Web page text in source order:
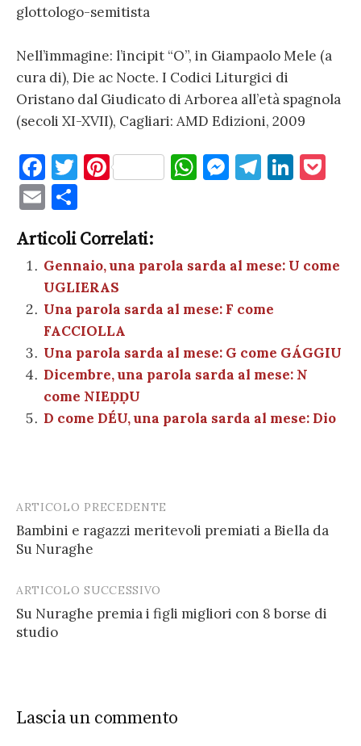
glottologo-semitista
Nell’immagine: l’incipit “O”, in Giampaolo Mele (a
cura di), Die ac Nocte. I Codici Liturgici di
Oristano dal Giudicato di Arborea all’età spagnola
(secoli XI-XVII), Cagliari: AMD Edizioni, 2009
F
a
c
e
b
o
o
k
T
te
r
Pi
es
t
W
A
p
M
g
er
T
a
Li
dI et
E
m
ai
l
n
di
vi
di
Articoli Correlati:
Gennaio, una parola sarda al mese: U come
UGLIERAS
Una parola sarda al mese: F come
FACCIOLLA
Una parola sarda al mese: G come GÁGGIU
Dicembre, una parola sarda al mese: N
come NIEḌḌU
D come DÉU, una parola sarda al mese: Dio
Post
navigation
ARTICOLO PRECEDENTE
Bambini e ragazzi meritevoli premiati a Biella da
Su Nuraghe
ARTICOLO SUCCESSIVO
Su Nuraghe premia i figli migliori con 8 borse di
studio
Lascia un commento